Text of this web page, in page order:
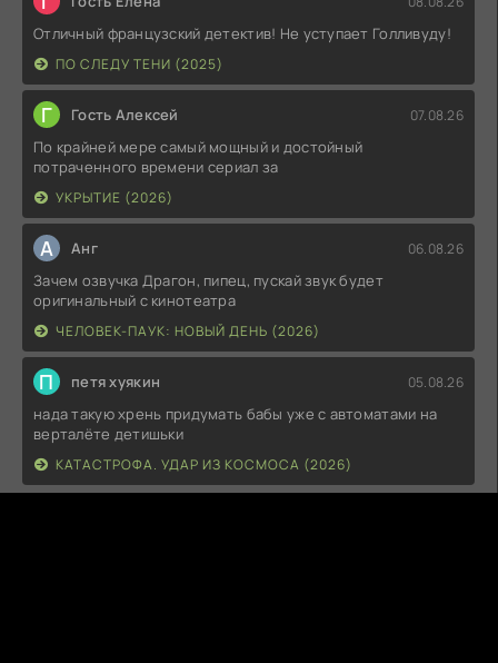
Отличный французский детектив! Не уступает Голливуду!
ПО СЛЕДУ ТЕНИ (2025)
Г Гость Алексей 07.08.26
По крайней мере самый мощный и достойный
потраченного времени сериал за
УКРЫТИЕ (2026)
А Анг 06.08.26
Зачем озвучка Драгон, пипец, пускай звук будет
оригинальный с кинотеатра
ЧЕЛОВЕК-ПАУК: НОВЫЙ ДЕНЬ (2026)
П петя хуякин 05.08.26
нада такую хрень придумать бабы уже с автоматами на
верталёте детишьки
КАТАСТРОФА. УДАР ИЗ КОСМОСА (2026)